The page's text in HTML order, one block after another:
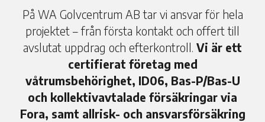
På WA Golvcentrum AB tar vi ansvar för hela
projektet – från första kontakt och offert till
avslutat uppdrag och efterkontroll. Vi är ett
certifierat företag med
våtrumsbehörighet, ID06, Bas-P/Bas-U
och kollektivavtalade försäkringar via
Fora, samt allrisk- och ansvarsförsäkring